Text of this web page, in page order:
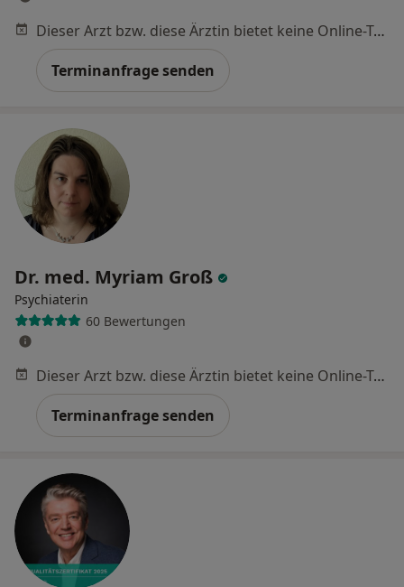
Dieser Arzt bzw. diese Ärztin bietet keine Online-Terminbuchung an diesem Standort an.
Terminanfrage senden
Dr. med. Myriam Groß
Psychiaterin
60 Bewertungen
Dieser Arzt bzw. diese Ärztin bietet keine Online-Terminbuchung an diesem Standort an.
Terminanfrage senden